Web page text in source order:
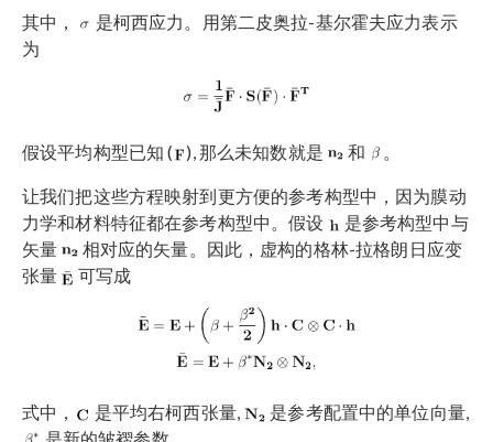
其中，
是柯西应力。用第二皮奥拉-基尔霍夫应力表示
为
假设平均构型已知 ( ), 那么未知数就是 和 。
让我们把这些方程映射到更方便的参考构型中，因为膜动
力学和材料特征都在参考构型中。假设
是参考构型中与
矢量
相对应的矢量。因此，虚构的格林-拉格朗日应变
张量
可写成
式中， 是平均右柯西张量,
是参考配置中的单位向量,